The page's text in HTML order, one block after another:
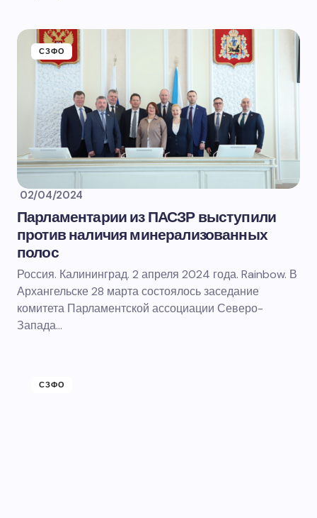
СЗФО
02/04/2024
Парламентарии из ПАСЗР выступили
против наличия минерализованных
полос
Россия. Калининград. 2 апреля 2024 года. Rainbow. В
Архангельске 28 марта состоялось заседание
комитета Парламентской ассоциации Северо-
Запада…
СЗФО